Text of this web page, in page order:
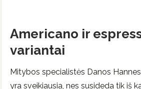
Americano ir
variantai
Mitybos specialistės Danos
yra sveikiausia, nes susideda tik iš